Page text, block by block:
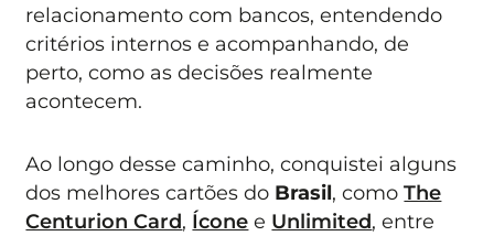
relacionamento com bancos, entendendo
critérios internos e acompanhando, de
perto, como as decisões realmente
acontecem.
Ao longo desse caminho, conquistei alguns
dos melhores cartões do Brasil, comoThe
Centurion Card, Ícone e Unlimited, entre